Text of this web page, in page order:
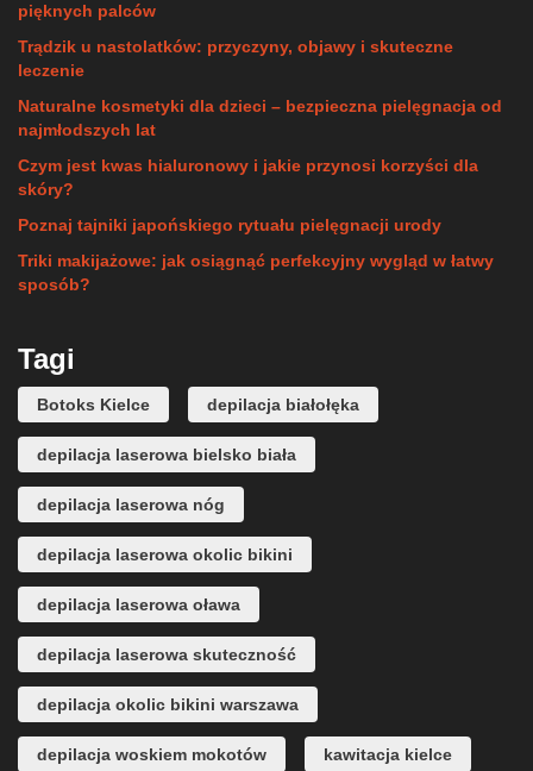
pięknych palców
Trądzik u nastolatków: przyczyny, objawy i skuteczne
leczenie
Naturalne kosmetyki dla dzieci – bezpieczna pielęgnacja od
najmłodszych lat
Czym jest kwas hialuronowy i jakie przynosi korzyści dla
skóry?
Poznaj tajniki japońskiego rytuału pielęgnacji urody
Triki makijażowe: jak osiągnąć perfekcyjny wygląd w łatwy
sposób?
Tagi
Botoks Kielce depilacja białołęka
depilacja laserowa bielsko biała
depilacja laserowa nóg
depilacja laserowa okolic bikini
depilacja laserowa oława
depilacja laserowa skuteczność
depilacja okolic bikini warszawa
depilacja woskiem mokotów kawitacja kielce